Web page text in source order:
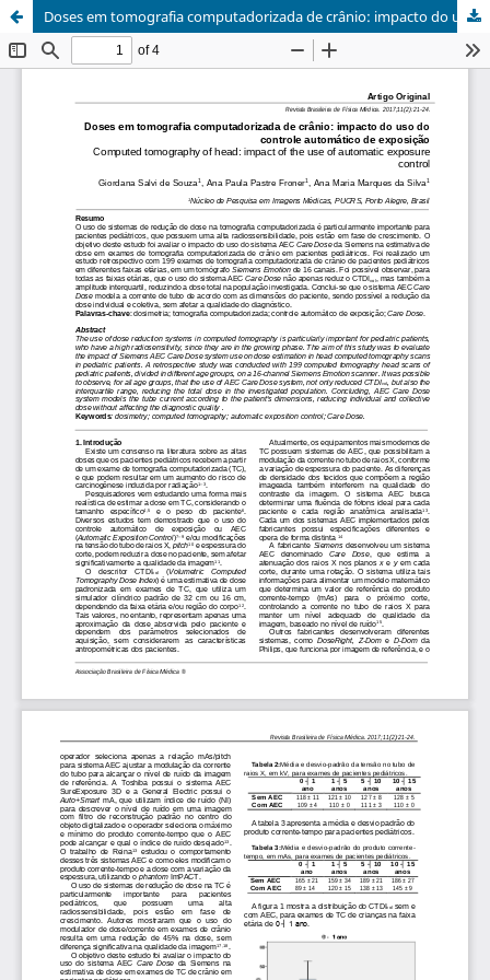
Doses em tomografia computadorizada de crânio: impacto do uso do controle automático de exposição